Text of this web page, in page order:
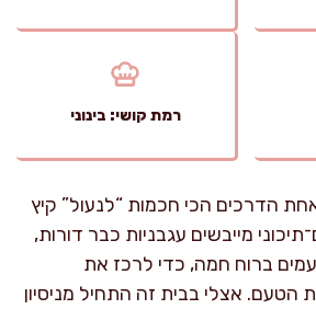
רמת קושי: בינוני
הדרכים הכי חכמות “לנעול” קיץ
מייבשים עגבניות כבר דורות,
ברוח חמה, כדי לרכז את
הטעם. אצלי בבית זה התחיל מניסיון